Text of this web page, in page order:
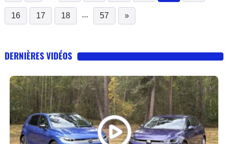
16
17 18 ... 57 »
DERNIÈRES VIDÉOS